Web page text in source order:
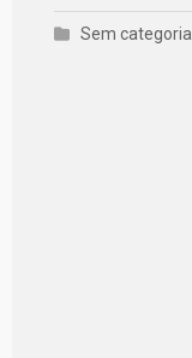
Sem categoria